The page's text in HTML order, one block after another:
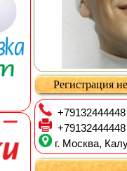
Регистрация
+79132444448
+79132444448
г. Москва,